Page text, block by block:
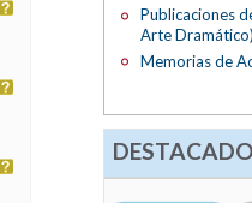
Publicaciones
Arte Dramático)
Memorias de